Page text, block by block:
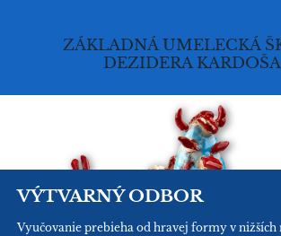
ZÁKLADNÁ UMELECKÁ
DEZIDERA KARDOŠA
Prihlásenie
VÝTVARNÝ ODBOR
Vyučovanie prebieha od hravej formy v nižších